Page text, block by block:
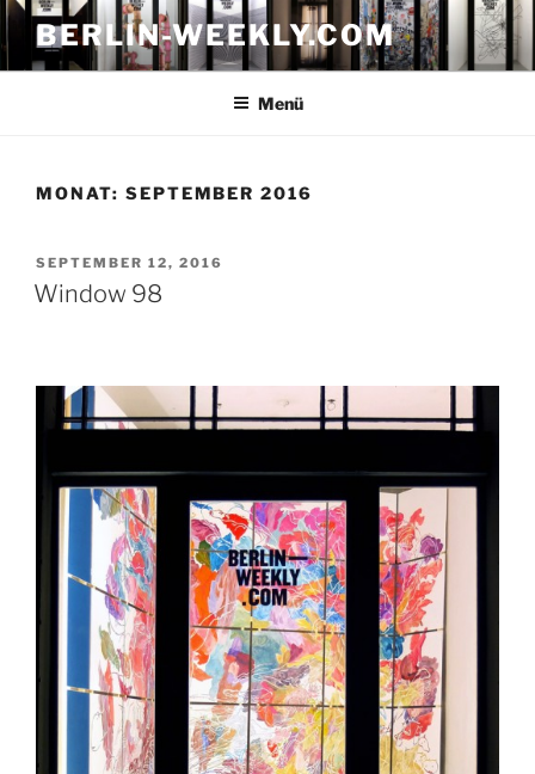
Zum
Inhalt
springen
BERLIN-WEEKLY.COM
Menü
MONAT: SEPTEMBER 2016
VERÖFFENTLICHT
AM
SEPTEMBER 12, 2016
Window 98